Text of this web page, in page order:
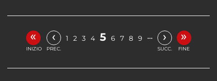
«
INIZIO
‹
PREC.
1 2 3 4 5 6 7 8 9 … ›
SUCC.
»
FINE